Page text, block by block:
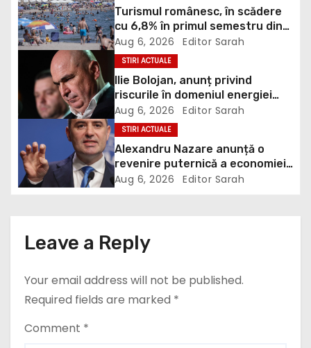
v
i
a
i
o
Turismul românesc, în scădere
cu 6,8% în primul semestru din
2026
Aug 6, 2026 Editor Sarah
STIRI ACTUALE
Ilie Bolojan, anunț privind
riscurile în domeniul energiei
electrice. Ce a decis Guvernul
Aug 6, 2026 Editor Sarah
STIRI ACTUALE
Alexandru Nazare anunță o
revenire puternică a economiei
în 2027: Inflația va scădea,
Aug 6, 2026 Editor Sarah
Leave a Reply
Your email address will not be published.
Required fields are marked *
Comment *